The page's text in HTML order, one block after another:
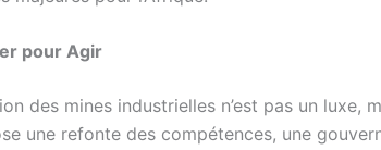
pour Agir
des mines industrielles n’est pas un luxe,
une refonte des compétences, une